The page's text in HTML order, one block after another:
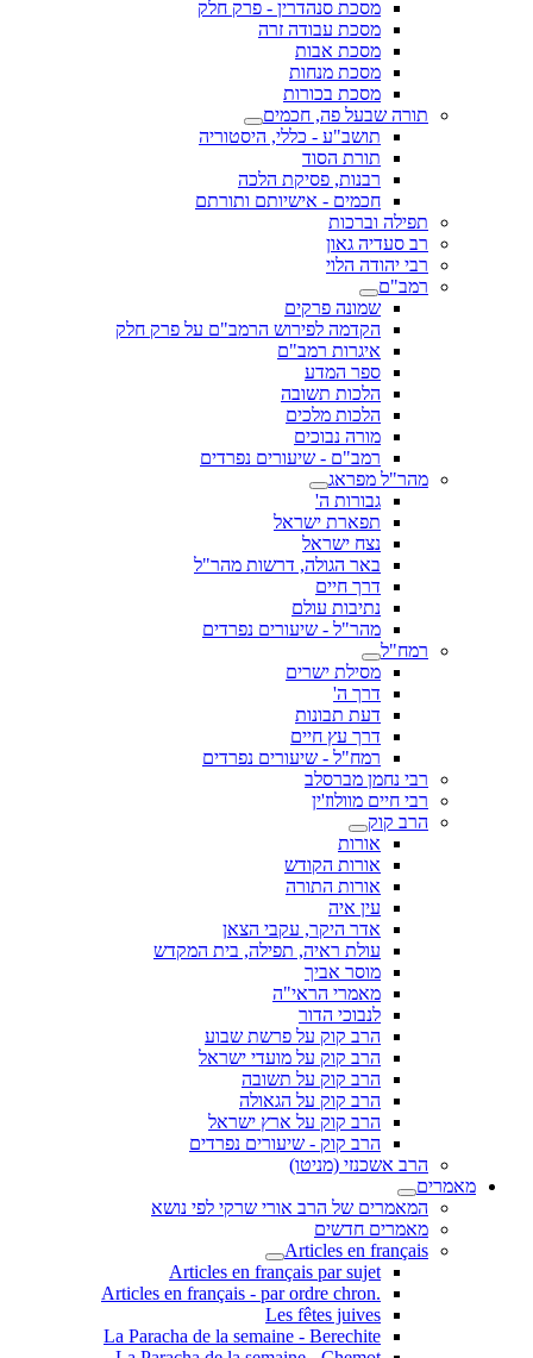
מסכת סנהדרין - פרק חלק
מסכת עבודה זרה
מסכת אבות
מסכת מנחות
מסכת בכורות
תורה שבעל פה, חכמים
תושב"ע - כללי, היסטוריה
תורת הסוד
רבנות, פסיקת הלכה
חכמים - אישיותם ותורתם
תפילה וברכות
רב סעדיה גאון
רבי יהודה הלוי
רמב"ם
שמונה פרקים
הקדמה לפירוש הרמב"ם על פרק חלק
איגרות רמב"ם
ספר המדע
הלכות תשובה
הלכות מלכים
מורה נבוכים
רמב"ם - שיעורים נפרדים
מהר"ל מפראג
גבורות ה'
תפארת ישראל
נצח ישראל
באר הגולה, דרשות מהר"ל
דרך חיים
נתיבות עולם
מהר"ל - שיעורים נפרדים
רמח"ל
מסילת ישרים
דרך ה'
דעת תבונות
דרך עץ חיים
רמח"ל - שיעורים נפרדים
רבי נחמן מברסלב
רבי חיים מוולוז'ין
הרב קוק
אורות
אורות הקודש
אורות התורה
עין איה
אדר היקר, עקבי הצאן
עולת ראיה, תפילה, בית המקדש
מוסר אביך
מאמרי הראי"ה
לנבוכי הדור
הרב קוק על פרשת שבוע
הרב קוק על מועדי ישראל
הרב קוק על תשובה
הרב קוק על הגאולה
הרב קוק על ארץ ישראל
הרב קוק - שיעורים נפרדים
הרב אשכנזי (מניטו)
מאמרים
המאמרים של הרב אורי שרקי לפי נושא
מאמרים חדשים
Articles en français
Articles en français par sujet
.Articles en français - par ordre chron
Les fêtes juives
La Paracha de la semaine - Berechite